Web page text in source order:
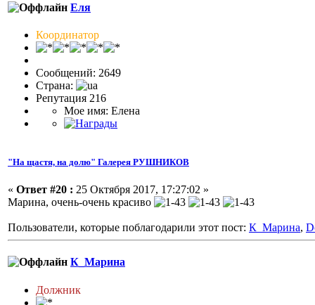
Еля
Координатор
Сообщений: 2649
Страна:
Репутация 216
Мое имя: Елена
"На щастя, на долю" Галерея РУШНИКОВ
« Ответ #20 : 25 Октября 2017, 17:27:02 »
Марина, очень-очень красиво
Пользователи, которые поблагодарили этот пост: К_Марина,
К_Марина
Должник